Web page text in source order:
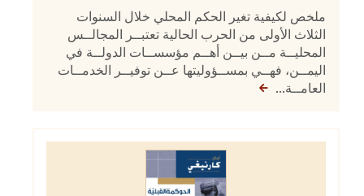
ملخص لكيفية تغير الحكم المحلي خلال السنوات
الثلاث الأولى من الحرب الحالية تعتبــر المجالــس
المحليــة مــن بيــن أهــم مؤسســات الدولــة في
اليمــن، فهــي بمســؤوليتها عــن توفيــر الخدمــات
العامــة...